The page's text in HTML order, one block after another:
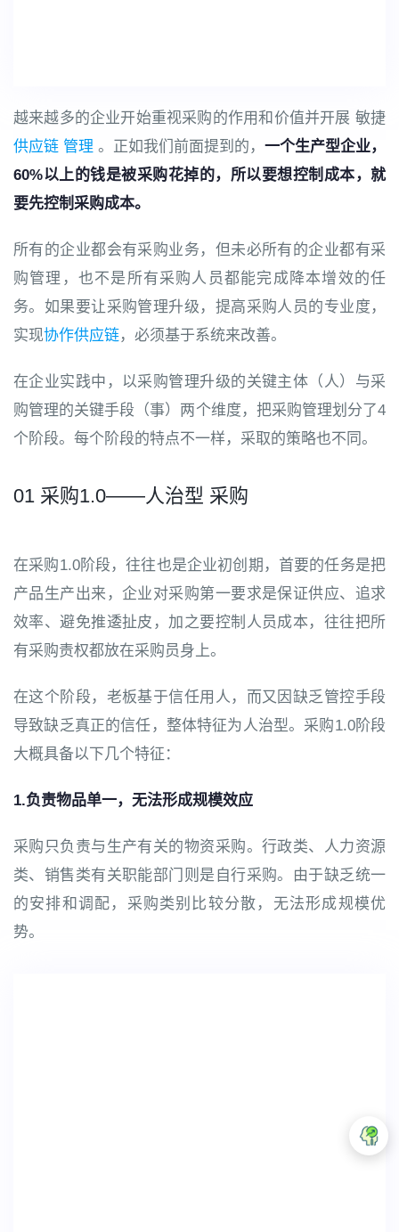
越来越多的企业开始重视采购的作用和价值并开展 敏捷
供应链 管理 。正如我们前面提到的， 一个生产型企业，
60%以上的钱是被采购花掉的，所以要想控制成本，就
要先控制采购成本。
所有的企业都会有采购业务，但未必所有的企业都有采
购管理，也不是所有采购人员都能完成降本增效的任
务。如果要让采购管理升级，提高采购人员的专业度，
实现协作供应链，必须基于系统来改善。
在企业实践中，以采购管理升级的关键主体（人）与采
购管理的关键手段（事）两个维度，把采购管理划分了4
个阶段。每个阶段的特点不一样，采取的策略也不同。
01 采购1.0——人治型 采购
在采购1.0阶段，往往也是企业初创期，首要的任务是把
产品生产出来，企业对采购第一要求是保证供应、追求
效率、避免推逶扯皮，加之要控制人员成本，往往把所
有采购责权都放在采购员身上。
在这个阶段，老板基于信任用人，而又因缺乏管控手段
导致缺乏真正的信任，整体特征为人治型。采购1.0阶段
大概具备以下几个特征：
1.负责物品单一，无法形成规模效应
采购只负责与生产有关的物资采购。行政类、人力资源
类、销售类有关职能部门则是自行采购。由于缺乏统一
的安排和调配，采购类别比较分散，无法形成规模优
势。